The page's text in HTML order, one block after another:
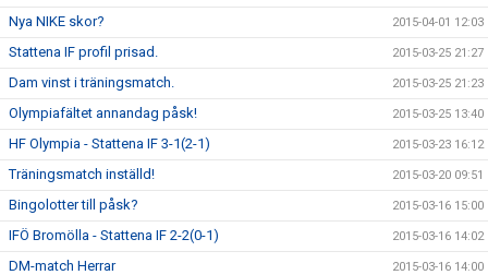
Nya NIKE skor? 2015-04-01 12:03
Stattena IF profil prisad. 2015-03-25 21:27
Dam vinst i träningsmatch. 2015-03-25 21:23
Olympiafältet annandag påsk! 2015-03-25 13:40
HF Olympia - Stattena IF 3-1(2-1) 2015-03-23 16:12
Träningsmatch inställd! 2015-03-20 09:51
Bingolotter till påsk? 2015-03-16 15:00
IFÖ Bromölla - Stattena IF 2-2(0-1) 2015-03-16 14:02
DM-match Herrar 2015-03-16 14:00